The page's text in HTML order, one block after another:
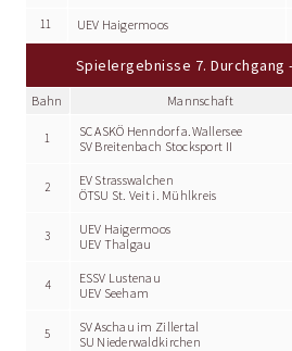
11 UEV Haigermoos
Spielergebnisse 7. Durchgang
Bahn Mannschaft
1
SC ASKÖ Henndorf a.Wallersee
SV Breitenbach Stocksport II
2
EV Strasswalchen
ÖTSU St. Veit i. Mühlkreis
3
UEV Haigermoos
UEV Thalgau
4
ESSV Lustenau
UEV Seeham
5
SV Aschau im Zillertal
SU Niederwaldkirchen